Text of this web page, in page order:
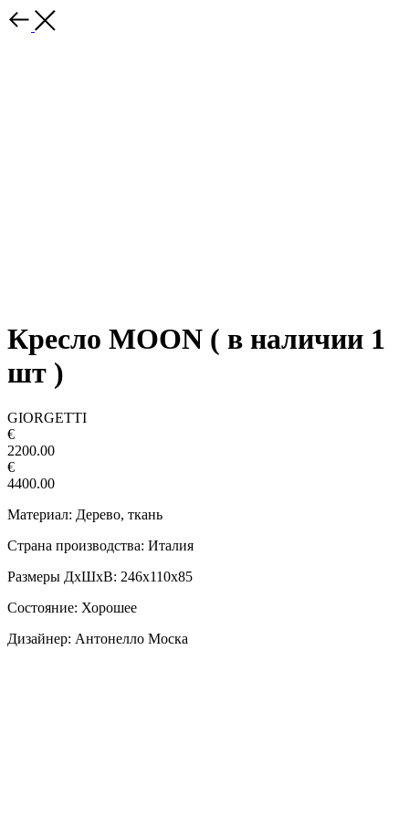
Кресло MOON ( в наличии 1
шт )
GIORGETTI
€
2200.00
€
4400.00
Материал: Дерево, ткань
Страна производства: Италия
Размеры ДxШxВ: 246х110х85
Состояние: Хорошее
Дизайнер: Антонелло Моска